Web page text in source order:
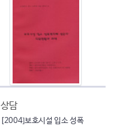
상담
[2004]보호시설 입소 성폭